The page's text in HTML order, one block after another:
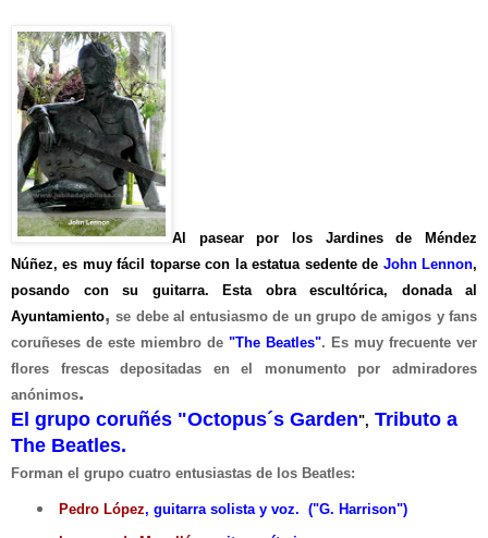
Al pasear por los Jardines de Méndez
Núñez, es muy fácil toparsecon la estatua sedentede John Lennon,
posando con su guitarra. Esta obra escultórica, donada al
Ayuntamiento,se debe al entusiasmo de un grupo de amigos y fans
coruñeses de este miembro de "The Beatles". Es muy frecuente ver
flores frescas depositadas en el monumento por admiradores
anónimos.
El grupo coruñés "Octopus´s Garden", Tributo a
The Beatles.
Forman el grupo cuatro entusiastas de los Beatles:
Pedro López, guitarra solista y voz. ("G. Harrison")